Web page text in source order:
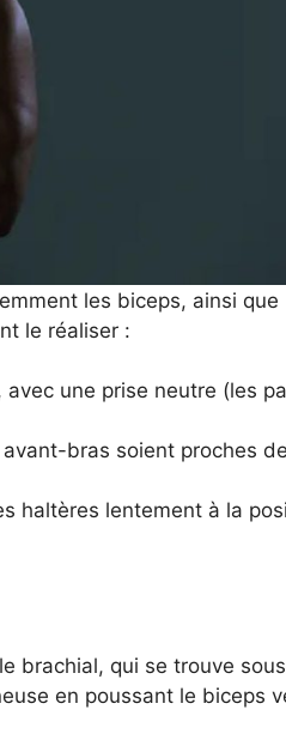
les biceps, ainsi que
le réaliser :
une prise neutre (les
avant-bras soient proches
haltères lentement à la
brachial, qui se trouve
en poussant le biceps